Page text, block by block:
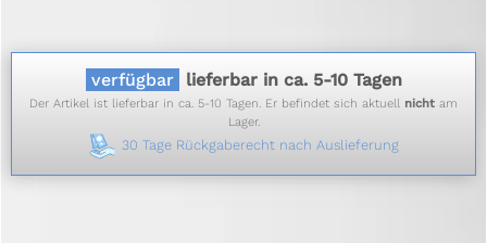
verfügbar lieferbar in ca. 5-10 Tagen
Der Artikel ist lieferbar in ca. 5-10 Tagen. Er befindet sich aktuell nicht am
Lager.
30 Tage Rückgaberecht nach Auslieferung